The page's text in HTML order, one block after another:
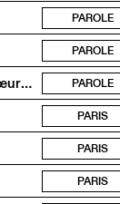
PAROLE
PAROLE
Srijan-Abartan : workshop de montage d’expositions au cœur du Dhaka Art Summit 2020 PAROLE
PARIS
PARIS
PARIS